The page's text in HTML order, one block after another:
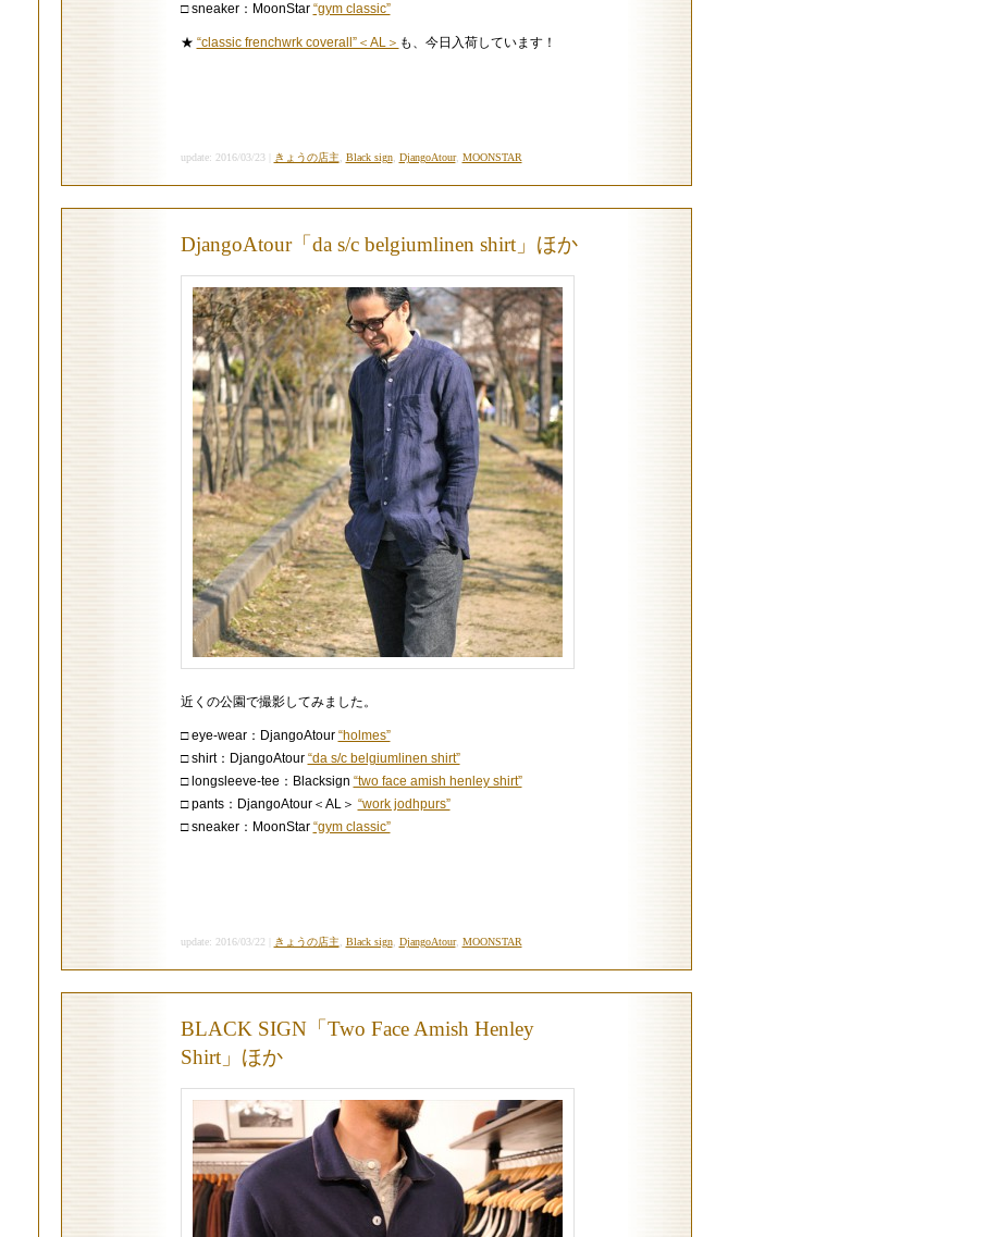
□ sneaker：MoonStar “gym classic”
★ “classic frenchwrk coverall”＜AL＞ も、今日入荷しています！
update: 2016/03/23 | きょうの店主 Black sign, DjangoAtour, MOONSTAR
DjangoAtour「da s/c belgiumlinen shirt」ほか
近くの公園で撮影してみました。
□ eye-wear：DjangoAtour “holmes”
□ shirt：DjangoAtour “da s/c belgiumlinen shirt”
□ longsleeve-tee：Blacksign “two face amish henley shirt”
□ pants：DjangoAtour＜AL＞ “work jodhpurs”
□ sneaker：MoonStar “gym classic”
update: 2016/03/22 | きょうの店主 Black sign, DjangoAtour, MOONSTAR
BLACK SIGN「Two Face Amish Henley
Shirt」ほか